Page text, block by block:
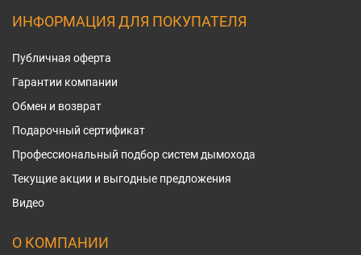
ИНФОРМАЦИЯ ДЛЯ ПОКУПАТЕЛЯ
Публичная оферта
Гарантии компании
Обмен и возврат
Подарочный сертификат
Профессиональный подбор систем дымохода
Текущие акции и выгодные предложения
Видео
О КОМПАНИИ